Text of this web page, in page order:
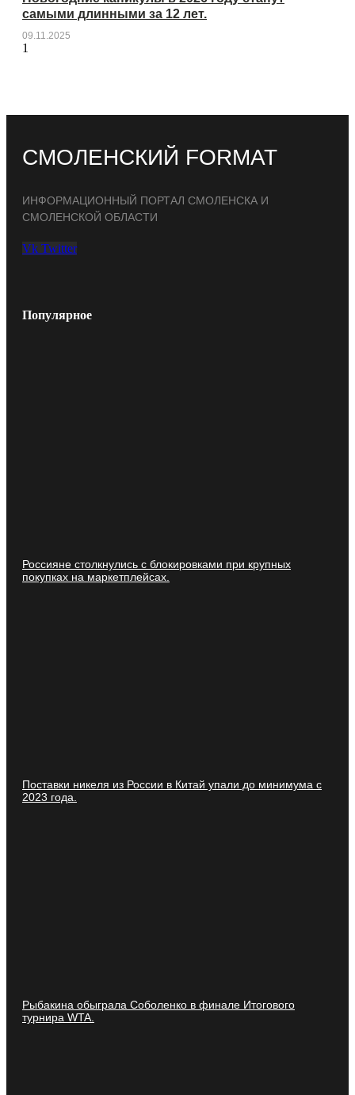
самыми длинными за 12 лет.
09.11.2025
СМОЛЕНСКИЙ FORMAT
ИНФОРМАЦИОННЫЙ ПОРТАЛ СМОЛЕНСКА И
СМОЛЕНСКОЙ ОБЛАСТИ
Vk Twitter
Популярное
Россияне столкнулись с блокировками при крупных
покупках на маркетплейсах.
Поставки никеля из России в Китай упали до минимума с
2023 года.
Рыбакина обыграла Соболенко в финале Итогового
турнира WTA.